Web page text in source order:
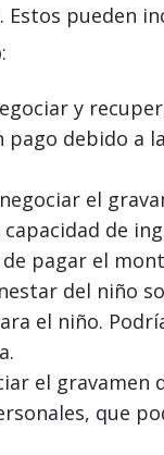
pueden
y
debido a
el
de
pagar el
del niño
el niño.
el gravamen
que